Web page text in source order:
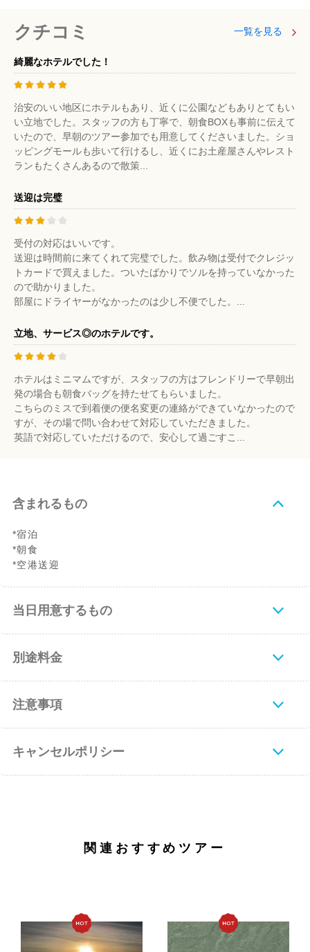
クチコミ 一覧を見る
綺麗なホテルでした！
治安のいい地区にホテルもあり、近くに公園などもありとてもい
い立地でした。スタッフの方も丁寧で、朝食BOXも事前に伝えて
いたので、早朝のツアー参加でも用意してくださいました。ショ
ッピングモールも歩いて行けるし、近くにお土産屋さんやレスト
ランもたくさんあるので散策...
送迎は完璧
受付の対応はいいです。
送迎は時間前に来てくれて完璧でした。飲み物は受付でクレジッ
トカードで買えました。ついたばかりでソルを持っていなかった
ので助かりました。
部屋にドライヤーがなかったのは少し不便でした。...
立地、サービス◎のホテルです。
ホテルはミニマムですが、スタッフの方はフレンドリーで早朝出
発の場合も朝食バッグを持たせてもらいました。
こちらのミスで到着便の便名変更の連絡ができていなかったので
すが、その場で問い合わせて対応していただきました。
英語で対応していただけるので、安心して過ごすこ...
含まれるもの
*宿泊
*朝食
*空港送迎
当日用意するもの
別途料金
注意事項
キャンセルポリシー
関連おすすめツアー